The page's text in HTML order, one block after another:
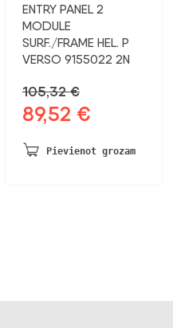
ENTRY PANEL 2
MODULE
SURF./FRAME HEL. P
VERSO 9155022 2N
105,32€
Sākotnējā
bija:
89,52 €
ir:
Pievienot grozam